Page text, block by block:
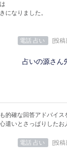
になりました。
電話 占い [投
占いの源さん
的確な回答アドバイ
遣いとさっぱりしたお
電話 占い [投